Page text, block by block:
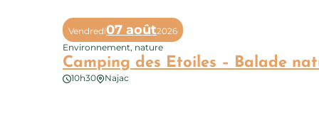
Camping des Etoiles – Balade
10h30 Najac
Vendredi07 août2026
Environnement, nature